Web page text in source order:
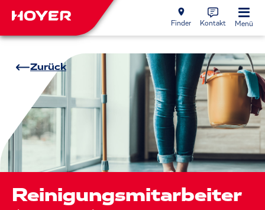
Finder Kontakt Menü
Zurück
Reinigungsmitarbeiter